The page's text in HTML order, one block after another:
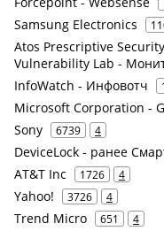
Samsung Electronics
Atos Prescriptive
Vulnerability Lab -
InfoWatch - Инфовотч
Microsoft Corporation -
Sony 6739 4
DeviceLock - ранее
AT&T Inc 1726 4
Yahoo! 3726 4
Trend Micro 651 4